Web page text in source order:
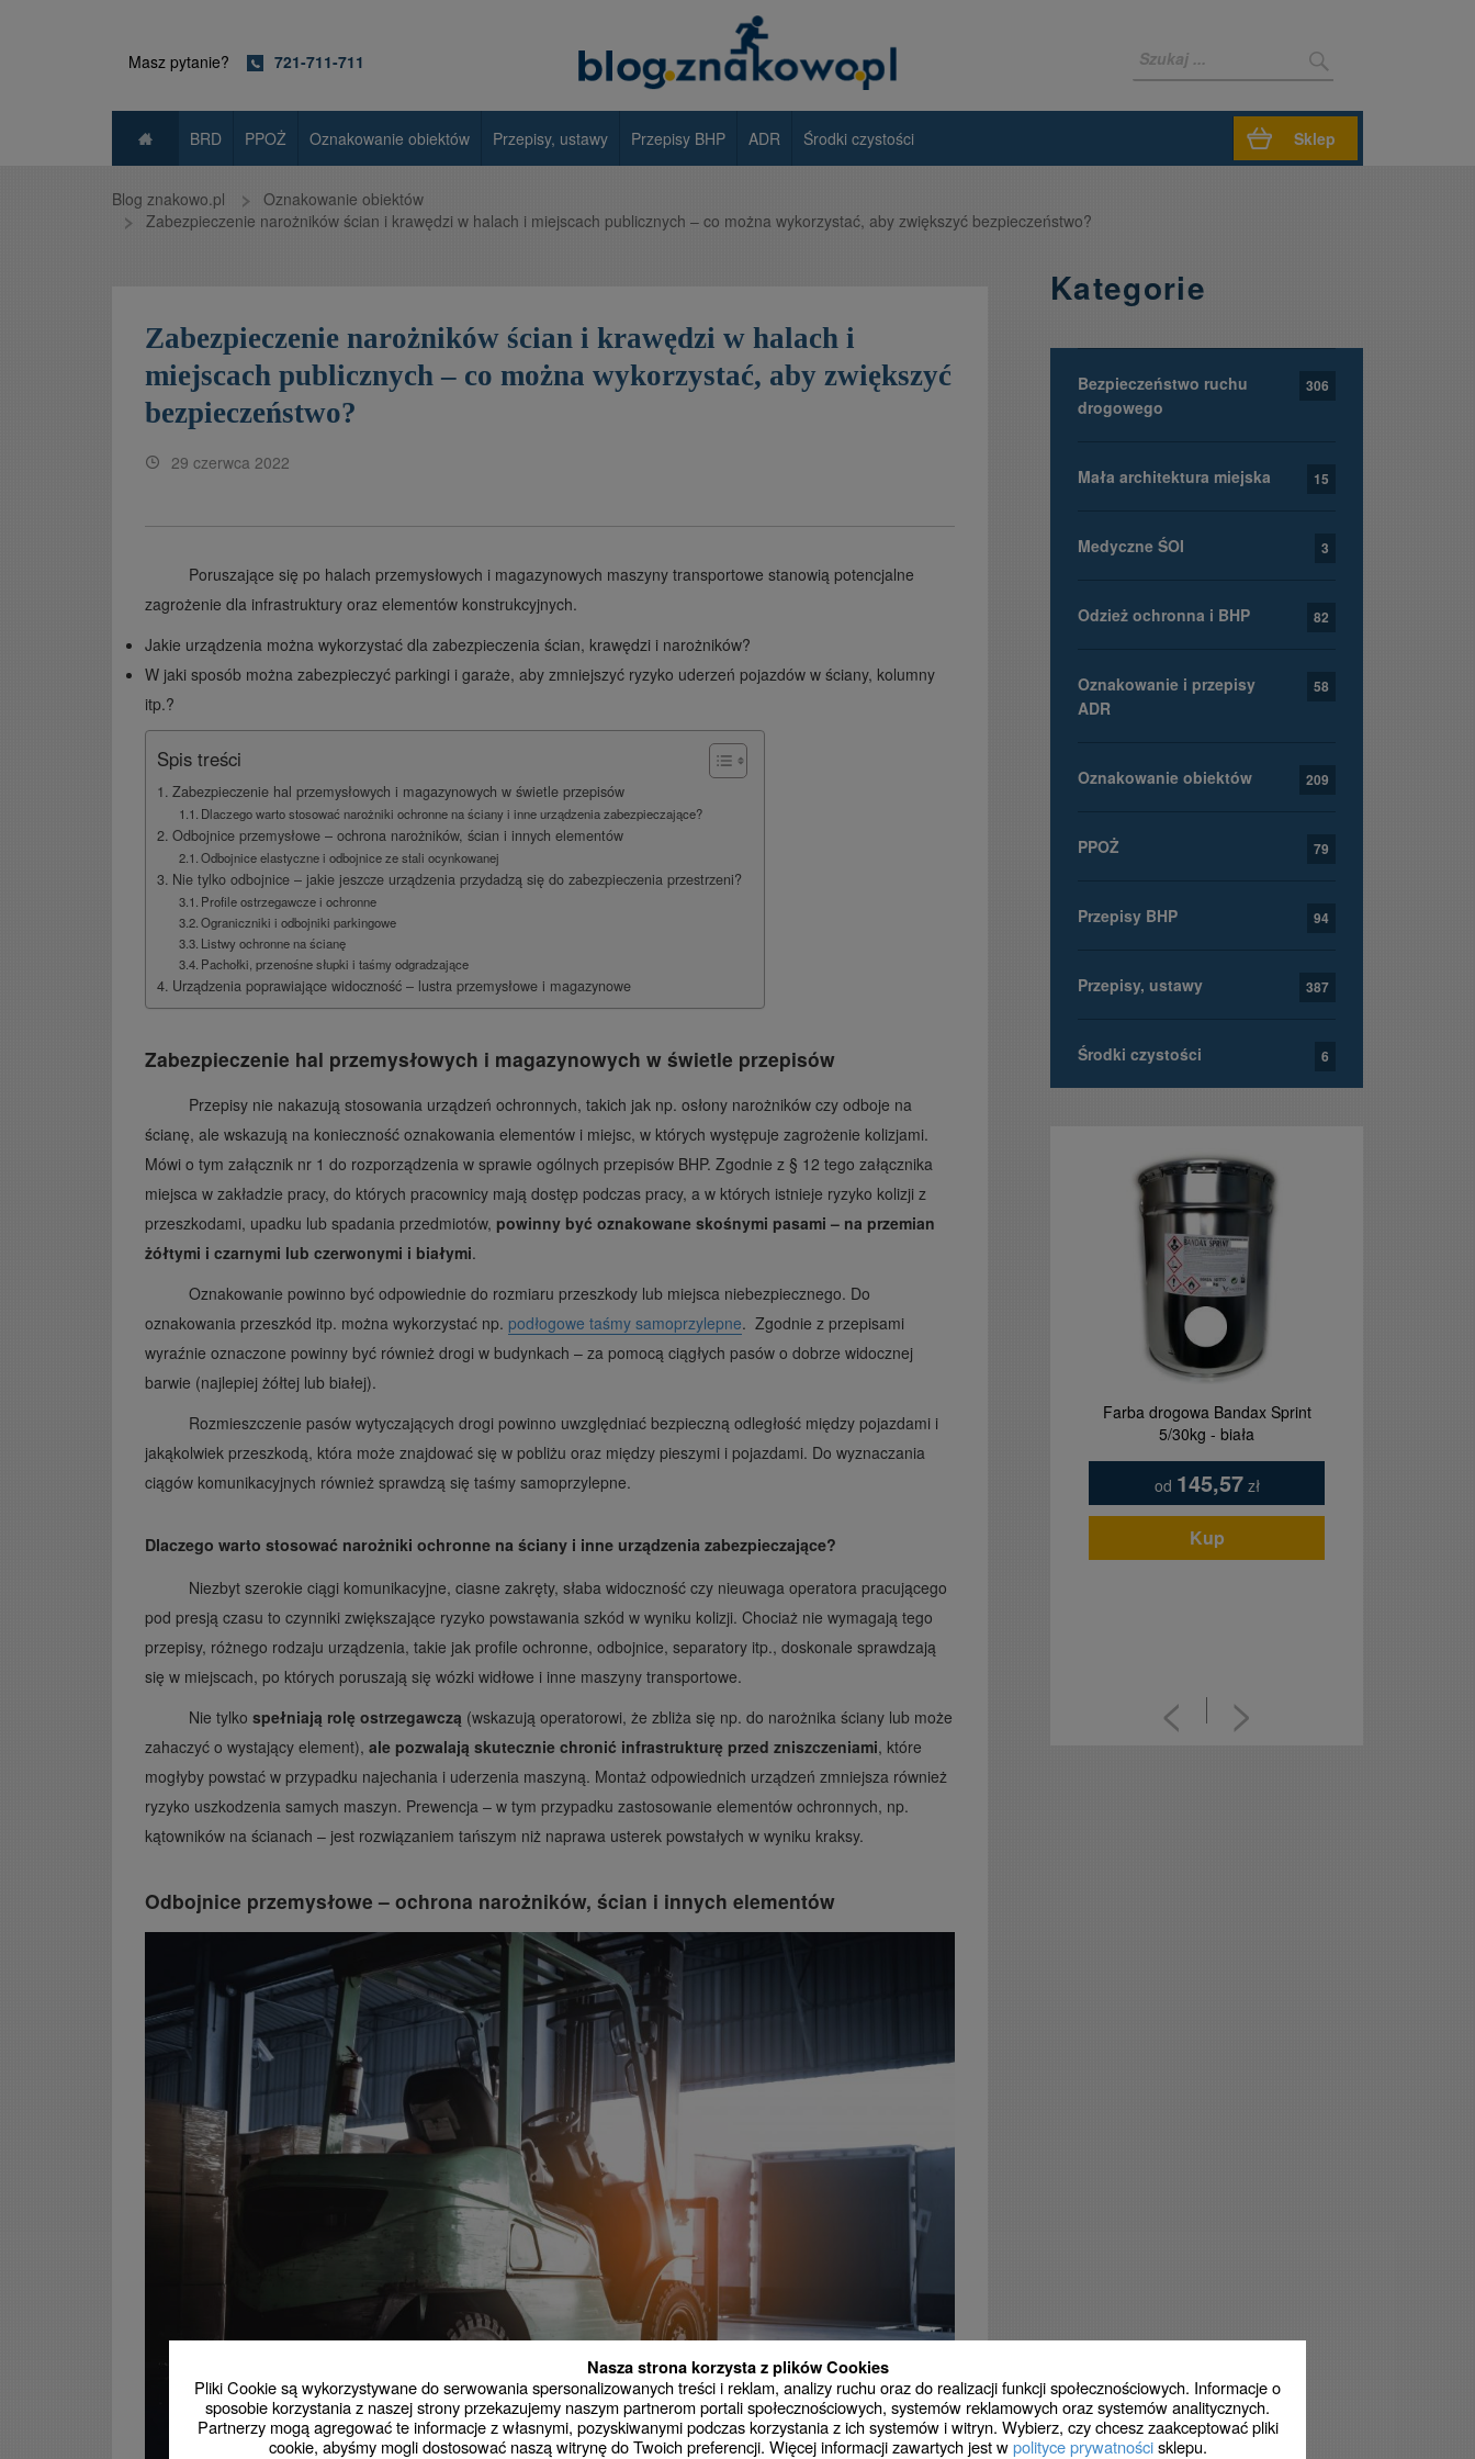
Nasza strona korzysta z plików Cookies
Pliki Cookie są wykorzystywane do serwowania spersonalizowanych treści i reklam, analizy ruchu oraz do realizacji funkcji społecznościowych. Informacje o
sposobie korzystania z naszej strony przekazujemy naszym partnerom portali społecznościowych, systemów reklamowych oraz systemów analitycznych.
Partnerzy mogą agregować te informacje z własnymi, pozyskiwanymi podczas korzystania z ich systemów i witryn. Wybierz, czy chcesz zaakceptować pliki
cookie, abyśmy mogli dostosować naszą witrynę do Twoich preferencji. Więcej informacji zawartych jest wpolityce prywatnościsklepu.
Masz pytanie? 721-711-711
BRD PPOŻ Oznakowanie obiektów Przepisy, ustawy Przepisy BHP ADR Środki czystości Sklep
Blog znakowo.pl
Oznakowanie obiektów
Zabezpieczenie narożników ścian i krawędzi w halach i miejscach publicznych – co można wykorzystać, aby zwiększyć bezpieczeństwo?
Zabezpieczenie narożników ścian i krawędzi w halach i
miejscach publicznych – co można wykorzystać, aby zwiększyć
bezpieczeństwo?
29 czerwca 2022
Poruszające się po halach przemysłowych i magazynowych maszyny transportowe stanowią potencjalne
zagrożenie dla infrastruktury oraz elementów konstrukcyjnych.
Jakie urządzenia można wykorzystać dla zabezpieczenia ścian, krawędzi i narożników?
W jaki sposób można zabezpieczyć parkingi i garaże, aby zmniejszyć ryzyko uderzeń pojazdów w ściany, kolumny
itp.?
Spis treści
Zabezpieczenie hal przemysłowych i magazynowych w świetle przepisów
Dlaczego warto stosować narożniki ochronne na ściany i inne urządzenia zabezpieczające?
Odbojnice przemysłowe – ochrona narożników, ścian i innych elementów
Odbojnice elastyczne i odbojnice ze stali ocynkowanej
Nie tylko odbojnice – jakie jeszcze urządzenia przydadzą się do zabezpieczenia przestrzeni?
Profile ostrzegawcze i ochronne
Ograniczniki i odbojniki parkingowe
Listwy ochronne na ścianę
Pachołki, przenośne słupki i taśmy odgradzające
Urządzenia poprawiające widoczność – lustra przemysłowe i magazynowe
Zabezpieczenie hal przemysłowych i magazynowych w świetle przepisów
Przepisy nie nakazują stosowania urządzeń ochronnych, takich jak np. osłony narożników czy odboje na
ścianę, ale wskazują na konieczność oznakowania elementów i miejsc, w których występuje zagrożenie kolizjami.
Mówi o tym załącznik nr 1 do rozporządzenia w sprawie ogólnych przepisów BHP. Zgodnie z § 12 tego załącznika
miejsca w zakładzie pracy, do których pracownicy mają dostęp podczas pracy, a w których istnieje ryzyko kolizji z
przeszkodami, upadku lub spadania przedmiotów, powinny być oznakowane skośnymi pasami – na przemian
żółtymi i czarnymi lub czerwonymi i białymi.
Oznakowanie powinno być odpowiednie do rozmiaru przeszkody lub miejsca niebezpiecznego. Do
oznakowania przeszkód itp. można wykorzystać np. podłogowe taśmy samoprzylepne. Zgodnie z przepisami
wyraźnie oznaczone powinny być również drogi w budynkach – za pomocą ciągłych pasów o dobrze widocznej
barwie (najlepiej żółtej lub białej).
Rozmieszczenie pasów wytyczających drogi powinno uwzględniać bezpieczną odległość między pojazdami i
jakąkolwiek przeszkodą, która może znajdować się w pobliżu oraz między pieszymi i pojazdami. Do wyznaczania
ciągów komunikacyjnych również sprawdzą się taśmy samoprzylepne.
Dlaczego warto stosować narożniki ochronne na ściany i inne urządzenia zabezpieczające?
Niezbyt szerokie ciągi komunikacyjne, ciasne zakręty, słaba widoczność czy nieuwaga operatora pracującego
pod presją czasu to czynniki zwiększające ryzyko powstawania szkód w wyniku kolizji. Chociaż nie wymagają tego
przepisy, różnego rodzaju urządzenia, takie jak profile ochronne, odbojnice, separatory itp., doskonale sprawdzają
się w miejscach, po których poruszają się wózki widłowe i inne maszyny transportowe.
Nie tylko spełniają rolę ostrzegawczą (wskazują operatorowi, że zbliża się np. do narożnika ściany lub może
zahaczyć o wystający element), ale pozwalają skutecznie chronić infrastrukturę przed zniszczeniami, które
mogłyby powstać w przypadku najechania i uderzenia maszyną. Montaż odpowiednich urządzeń zmniejsza również
ryzyko uszkodzenia samych maszyn. Prewencja – w tym przypadku zastosowanie elementów ochronnych, np.
kątowników na ścianach – jest rozwiązaniem tańszym niż naprawa usterek powstałych w wyniku kraksy.
Odbojnice przemysłowe – ochrona narożników, ścian i innych elementów
Kategorie
Bezpieczeństwo ruchu
drogowego
306
Mała architektura miejska 15
Medyczne ŚOI 3
Odzież ochronna i BHP 82
Oznakowanie i przepisy
ADR
58
Oznakowanie obiektów 209
PPOŻ 79
Przepisy BHP 94
Przepisy, ustawy 387
Środki czystości 6
Farba drogowa Bandax Sprint
5/30kg - biała
od 145,57zł
Kup
< >